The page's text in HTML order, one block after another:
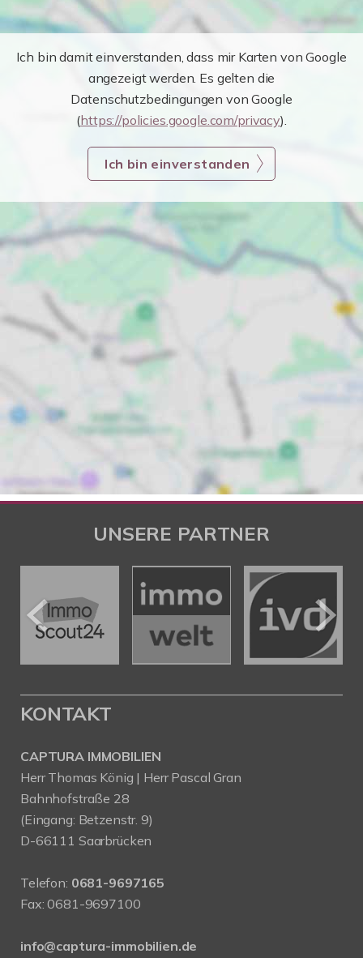
Ich bin damit einverstanden, dass mir Karten von Google
angezeigt werden. Es gelten die
Datenschutzbedingungen von Google
(https://policies.google.com/privacy).
Ich bin einverstanden
UNSERE PARTNER
KONTAKT
CAPTURA IMMOBILIEN
Herr Thomas König | Herr Pascal Gran
Bahnhofstraße 28
(Eingang: Betzenstr. 9)
D-66111 Saarbrücken
Telefon: 0681-9697165
Fax: 0681-9697100
info@captura-immobilien.de